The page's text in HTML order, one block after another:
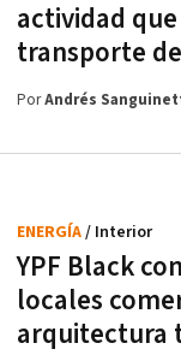
actividad
transporte
PorAndrés
YPF Black
locales
arquitectura
ENERGÍA/ Interior